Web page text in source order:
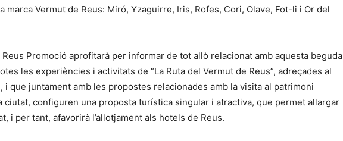
marca Vermut de Reus: Miró, Yzaguirre, Iris, Rofes, Cori, Olave, Fot-li i Or del
Reus Promoció aprofitarà per informar de tot allò relacionat amb aquesta beguda
les experiències i activitats de “La Ruta del Vermut de Reus”, adreçades al
i que juntament amb les propostes relacionades amb la visita al patrimoni
ciutat, configuren una proposta turística singular i atractiva, que permet allargar
i per tant, afavorirà l’allotjament als hotels de Reus.